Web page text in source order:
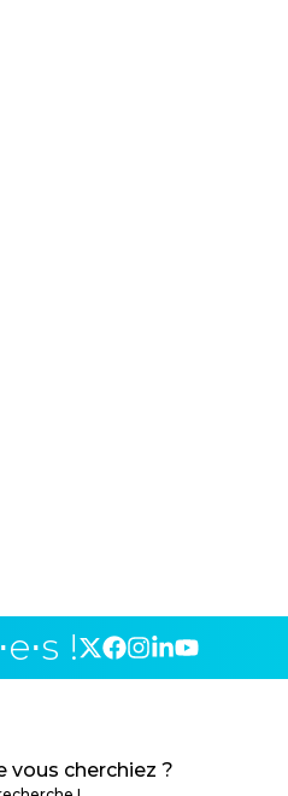
!
vous cherchiez ?